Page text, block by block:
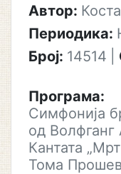
Автор:
Периодика:
Број: 14514
Програма:
Симфонија
од
Кантата
Тома Прошев